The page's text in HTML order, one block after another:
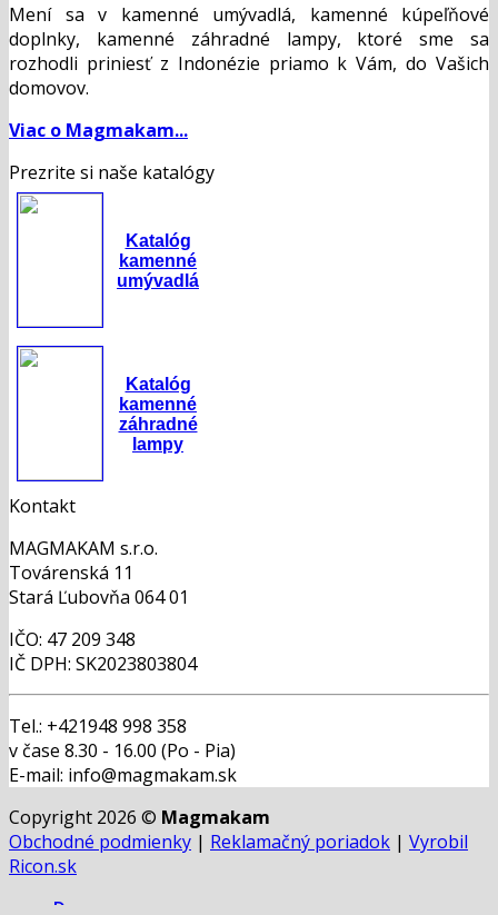
Mení sa v kamenné umývadlá, kamenné kúpeľňové
doplnky, kamenné záhradné lampy, ktoré sme sa
rozhodli priniesť z Indonézie priamo k Vám, do Vašich
domovov.
Viac o Magmakam...
Prezrite si naše katalógy
Katalóg
kamenné
umývadlá
Katalóg
kamenné
záhradné
lampy
Kontakt
MAGMAKAM s.r.o.
Továrenská 11
Stará Ľubovňa 064 01
IČO: 47 209 348
IČ DPH: SK2023803804
Tel.: +421948 998 358
v čase 8.30 - 16.00 (Po - Pia)
E-mail: info@magmakam.sk
Copyright 2026 © Magmakam
Obchodné podmienky | Reklamačný poriadok | Vyrobil
Ricon.sk
Domov